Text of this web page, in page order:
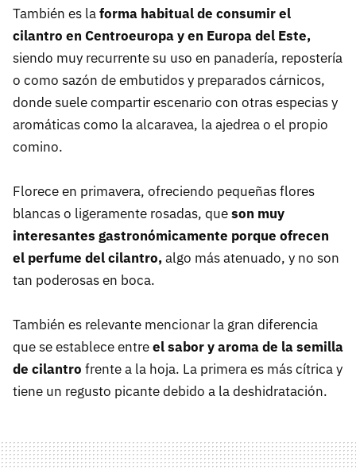
También es laforma habitual de consumir el
cilantro en Centroeuropa y en Europa del Este,
siendo muy recurrente su uso en panadería, repostería
o como sazón de embutidos y preparados cárnicos,
donde suele compartir escenario con otras especias y
aromáticas como la alcaravea, la ajedrea o el propio
comino.
Florece en primavera, ofreciendo pequeñas flores
blancas o ligeramente rosadas, queson muy
interesantes gastronómicamente porque ofrecen
el perfume del cilantro,algo más atenuado, y no son
tan poderosas en boca.
También es relevante mencionar la gran diferencia
que se establece entreel sabor y aroma de la semilla
de cilantro frente a la hoja. La primera es más cítrica y
tiene un regusto picante debido a la deshidratación.